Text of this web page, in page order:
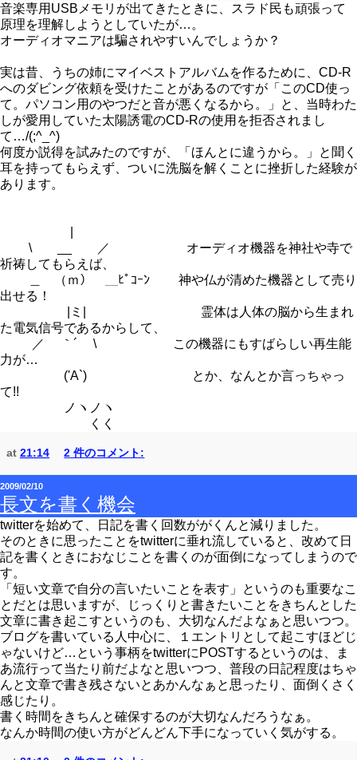
音楽専用USBメモリが出てきたときに、スラド民も頑張って
原理を理解しようとしていたが…。
オーディオマニアは騙されやすいんでしょうか？
実は昔、うちの姉にマイベストアルバムを作るために、CD-R
へのダビング依頼を受けたことがあるのですが「このCD使っ
て。パソコン用のやつだと音が悪くなるから。」と、当時わた
しが愛用していた太陽誘電のCD-Rの使用を拒否されまし
て…/(;^_^)
何度か説得を試みたのですが、「ほんとに違うから。」と聞く
耳を持ってもらえず、ついに洗脳を解くことに挫折した経験が
あります。
\ __ ／ オーディオ機器を神社や寺で
祈祷してもらえば、
＿ （ｍ） ＿ﾋﾟｺｰﾝ 神や仏が清めた機器として売り
出せる！
|ミ| 霊体は人体の脳から生まれ
た電気信号であるからして、
／ ｀´ \ この機器にもすばらしい再生能
力が…
('A`) とか、なんとか言っちゃっ
て!!
ノヽノヽ
くく
at 21:14 2 件のコメント:
2009/02/10
長文を書く機会
twitterを始めて、日記を書く回数ががくんと減りました。
そのときに思ったことをtwitterに垂れ流していると、改めて日
記を書くときにおなじことを書くのが面倒になってしまうので
す。
「短い文章で自分の言いたいことを表す」というのも重要なこ
とだとは思いますが、じっくりと書きたいことをきちんとした
文章に書き起こすというのも、大切なんだよなぁと思いつつ。
ブログを書いている人中心に、１エントリとして起こすほどじ
ゃないけど…という事柄をtwitterにPOSTするというのは、ま
あ流行って当たり前だよなと思いつつ、普段の日記程度はちゃ
んと文章で書き残さないとあかんなぁと思ったり、面倒くさく
感じたり。
書く時間をきちんと確保するのが大切なんだろうなぁ。
なんか時間の使い方がどんどん下手になっていく気がする。